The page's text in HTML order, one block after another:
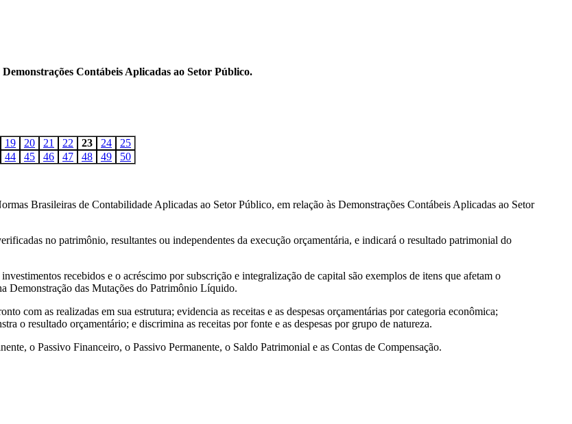
Contábeis Aplicadas ao Setor Público.
19 20 21 22 23 24
25
44 45 46 47 48 49 50
Brasileiras de Contabilidade Aplicadas ao Setor Público, em relação às Demonstrações Contábeis Aplicadas ao Setor
no patrimônio, resultantes ou independentes da execução orçamentária, e indicará o resultado patrimonial do
recebidos e o acréscimo por subscrição e integralização de capital são exemplos de itens que afetam o
Demonstração das Mutações do Patrimônio Líquido.
com as realizadas em sua estrutura; evidencia as receitas e as despesas orçamentárias por categoria econômica;
o resultado orçamentário; e discrimina as receitas por fonte e as despesas por grupo de natureza.
o Passivo Financeiro, o Passivo Permanente, o Saldo Patrimonial e as Contas de Compensação.